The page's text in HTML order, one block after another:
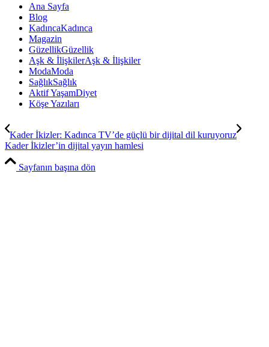
Ana Sayfa
Blog
KadıncaKadınca
Magazin
GüzellikGüzellik
Aşk & İlişkilerAşk & İlişkiler
ModaModa
SağlıkSağlık
Aktif YaşamDiyet
Köşe Yazıları
Kader İkizler: Kadınca TV’de güçlü bir dijital dil kuruyoruz
Kader İkizler’in dijital yayın hamlesi
Sayfanın başına dön